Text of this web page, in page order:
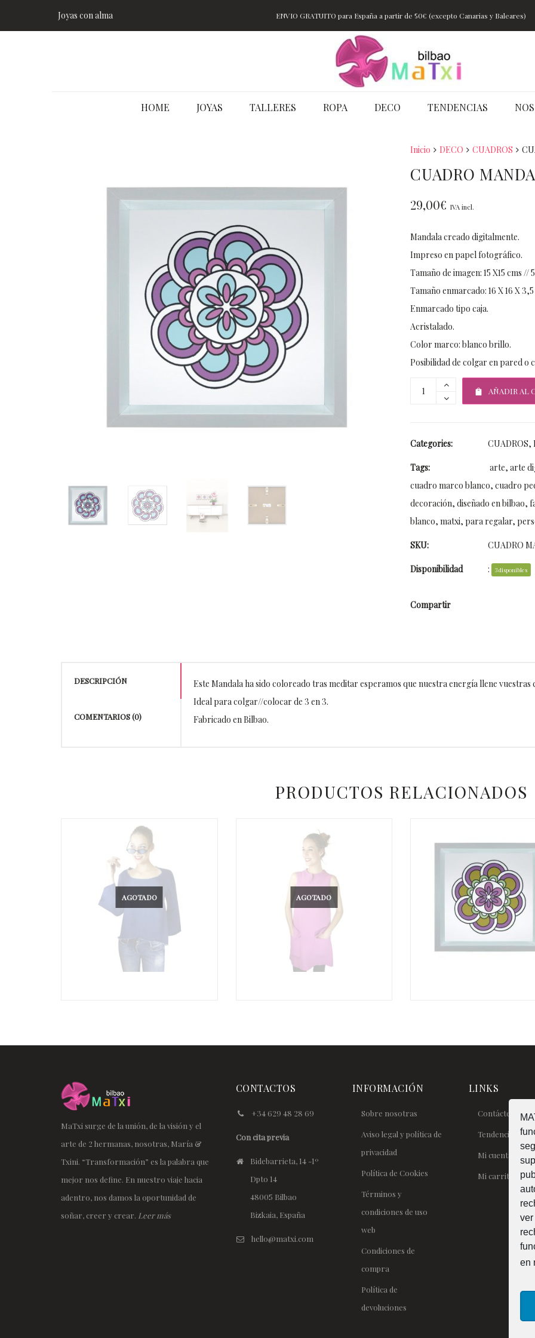
en
Joyas con alma ENVIO GRATUITO para España a partir de 50€ (excepto Canarias y Baleares)
HOME JOYAS TALLERES ROPA DECO TENDENCIAS
Inicio DECO CUADROS
CUADRO
29,00€ IVA incl.
Mandala creado digitalmente.
Impreso en papel fotográfico.
Tamaño de imagen: 15 X15 cms //
Tamaño enmarcado: 16 X 16 X
Enmarcado tipo caja.
Acristalado.
Color marco: blanco brillo.
Posibilidad de colgar en pared o
AÑADIR AL
Categories: CUADROS,
Tags: arte, arte
cuadro marco blanco, cuadro
decoración, diseñado en bilbao,
blanco, matxi, para regalar,
SKU: CUADRO
Disponibilidad : 3 disponibles
Compartir
DESCRIPCIÓN
COMENTARIOS (0)
Este Mandala ha sido coloreado tras meditar esperamos que nuestra energía llene vuestras
Ideal para colgar//colocar de 3 en 3.
Fabricado en Bilbao.
PRODUCTOS RELACIONADOS
AGOTADO AGOTADO
MaTxi surge de la unión, de la visión y el
arte de 2 hermanas, nosotras, María &
Txini. “Transformación” es la palabra que
mejor nos define. En nuestro viaje hacia
adentro, nos damos la oportunidad de
soñar, creer y crear. Leer más
CONTACTOS
+34 629 48 28 69
Con cita previa
Bidebarrieta, 14 -1º
Dpto 14
48005 Bilbao
Bizkaia, España
hello@matxi.com
INFORMACIÓN
Sobre nosotras
Aviso legal y política de
privacidad
Política de Cookies
Términos y
condiciones de uso
web
Condiciones de
compra
Política de
devoluciones
LINKS
Contáctenos
Tendencias
Mi cuenta
Mi carrito